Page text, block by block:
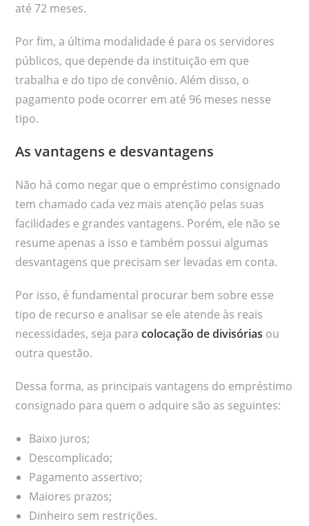
até 72 meses.
Por fim, a última modalidade é para os servidores
públicos, que depende da instituição em que
trabalha e do tipo de convênio. Além disso, o
pagamento pode ocorrer em até 96 meses nesse
tipo.
As vantagens e desvantagens
Não há como negar que o empréstimo consignado
tem chamado cada vez mais atenção pelas suas
facilidades e grandes vantagens. Porém, ele não se
resume apenas a isso e também possui algumas
desvantagens que precisam ser levadas em conta.
Por isso, é fundamental procurar bem sobre esse
tipo de recurso e analisar se ele atende às reais
necessidades, seja paracolocação de divisórias ou
outra questão.
Dessa forma, as principais vantagens do empréstimo
consignado para quem o adquire são as seguintes:
Baixo juros;
Descomplicado;
Pagamento assertivo;
Maiores prazos;
Dinheiro sem restrições.